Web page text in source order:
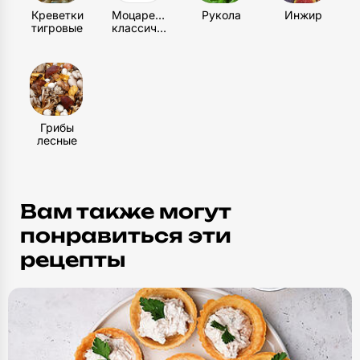
Креветки
тигровые
Моцарелла
классическая
Рукола Инжир
Грибы
лесные
Вам также могут
понравиться эти
рецепты